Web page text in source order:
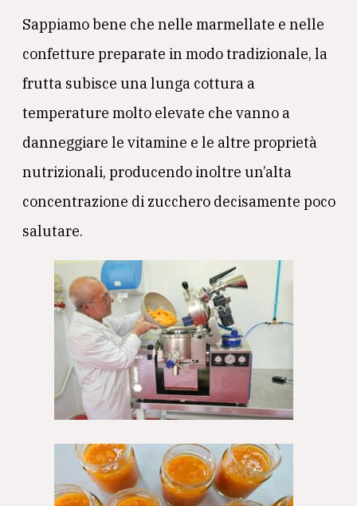
Sappiamo bene che nelle marmellate e nelle
confetture preparate in modo tradizionale, la
frutta subisce una lunga cottura a
temperature molto elevate che vanno a
danneggiare le vitamine e le altre proprietà
nutrizionali, producendo inoltre un’alta
concentrazione di zucchero decisamente poco
salutare.